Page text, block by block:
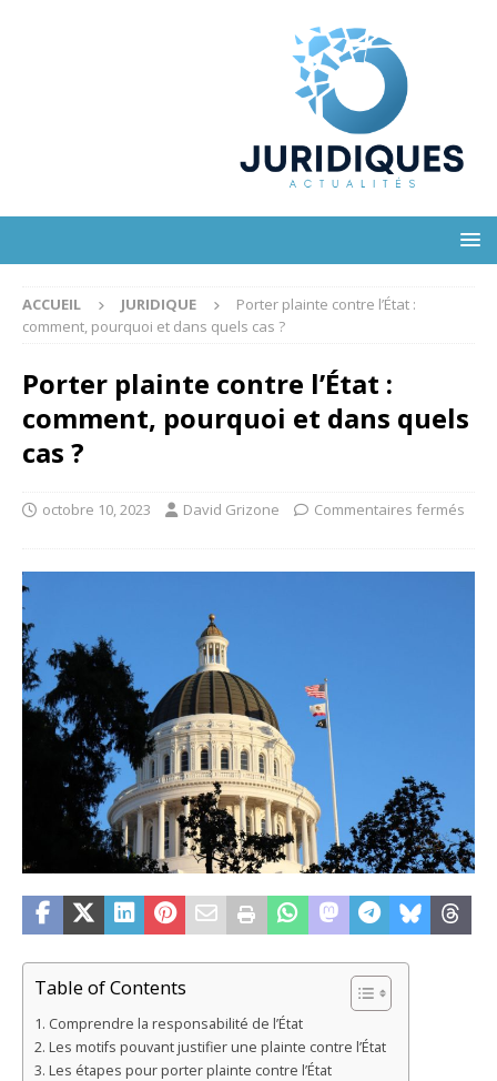
ACCUEIL JURIDIQUE
Porter plainte contre l’État :
comment, pourquoi et dans quels cas ?
Porter plainte contre l’État :
comment, pourquoi et dans quels
cas ?
octobre 10, 2023 David Grizone Commentaires fermés
Table of Contents
Comprendre la responsabilité de l’État
Les motifs pouvant justifier une plainte contre l’État
Les étapes pour porter plainte contre l’État